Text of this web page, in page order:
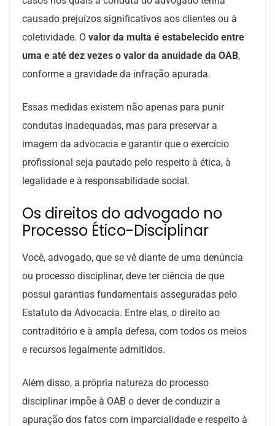
causado prejuízos significativos aos clientes ou à
coletividade. O valor da multa é estabelecido entre
uma e até dez vezes o valor da anuidade da OAB,
conforme a gravidade da infração apurada.
Essas medidas existem não apenas para punir
condutas inadequadas, mas para preservar a
imagem da advocacia e garantir que o exercício
profissional seja pautado pelo respeito à ética, à
legalidade e à responsabilidade social.
Os direitos do advogado no
Processo Ético-Disciplinar
Você, advogado, que se vê diante de uma denúncia
ou processo disciplinar, deve ter ciência de que
possui garantias fundamentais asseguradas pelo
Estatuto da Advocacia. Entre elas, o direito ao
contraditório e à ampla defesa, com todos os meios
e recursos legalmente admitidos.
Além disso, a própria natureza do processo
disciplinar impõe à OAB o dever de conduzir a
apuração dos fatos com imparcialidade e respeito à